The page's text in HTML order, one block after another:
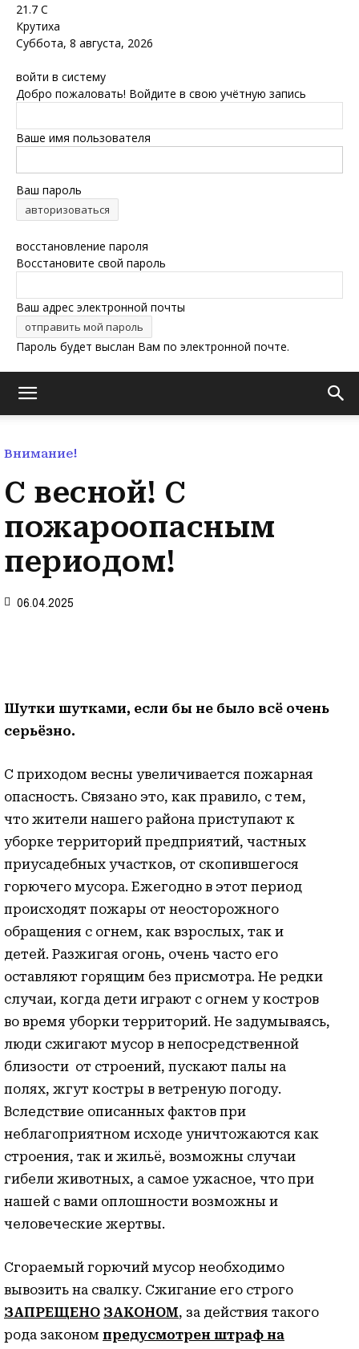
21.7 C
Крутиха
Суббота, 8 августа, 2026
войти в систему
Добро пожаловать! Войдите в свою учётную запись
Ваше имя пользователя
Ваш пароль
восстановление пароля
Восстановите свой пароль
Ваш адрес электронной почты
Пароль будет выслан Вам по электронной почте.
Внимание!
С весной! С
пожароопасным
периодом!
06.04.2025
Шутки шутками, если бы не было всё очень
серьёзно.
С приходом весны увеличивается пожарная
опасность. Связано это, как правило, с тем,
что жители нашего района приступают к
уборке территорий предприятий, частных
приусадебных участков, от скопившегося
горючего мусора. Ежегодно в этот период
происходят пожары от неосторожного
обращения с огнем, как взрослых, так и
детей. Разжигая огонь, очень часто его
оставляют горящим без присмотра. Не редки
случаи, когда дети играют с огнем у костров
во время уборки территорий. Не задумываясь,
люди сжигают мусор в непосредственной
близости от строений, пускают палы на
полях, жгут костры в ветреную погоду.
Вследствие описанных фактов при
неблагоприятном исходе уничтожаются как
строения, так и жильё, возможны случаи
гибели животных, а самое ужасное, что при
нашей с вами оплошности возможны и
человеческие жертвы.
Сгораемый горючий мусор необходимо
вывозить на свалку. Сжигание его строго
ЗАПРЕЩЕНО ЗАКОНОМ, за действия такого
рода законом предусмотрен штраф на